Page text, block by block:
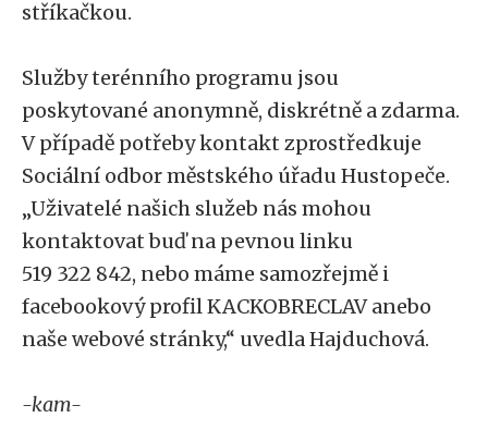
stříkačkou.
Služby terénního programu jsou
poskytované anonymně, diskrétně a zdarma.
V případě potřeby kontakt zprostředkuje
Sociální odbor městského úřadu Hustopeče.
„Uživatelé našich služeb nás mohou
kontaktovat buď na pevnou linku
519 322 842, nebo máme samozřejmě i
facebookový profil KACKOBRECLAV anebo
naše webové stránky,“ uvedla Hajduchová.
-kam-